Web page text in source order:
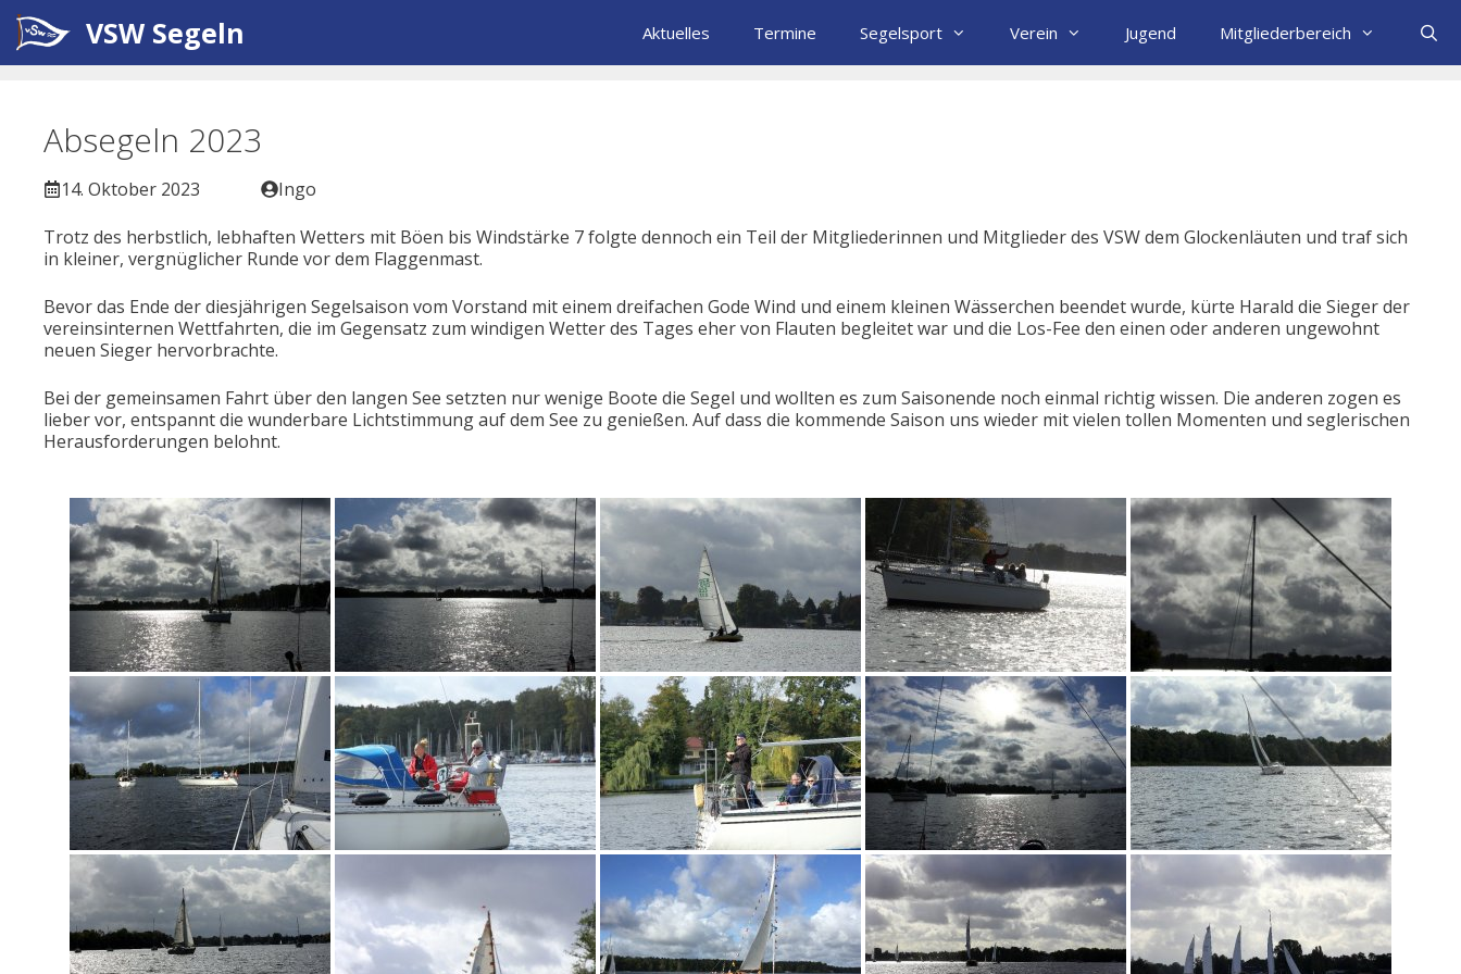
Zum
Inhalt
springen
VSW Segeln Aktuelles Termine Segelsport Verein Jugend Mitgliederbereich
Absegeln 2023
14. Oktober 2023
Ingo
Trotz des herbstlich, lebhaften Wetters mit Böen bis Windstärke 7 folgte dennoch ein Teil der Mitgliederinnen und Mitglieder des VSW dem Glockenläuten und traf sich
in kleiner, vergnüglicher Runde vor dem Flaggenmast.
Bevor das Ende der diesjährigen Segelsaison vom Vorstand mit einem dreifachen Gode Wind und einem kleinen Wässerchen beendet wurde, kürte Harald die Sieger der
vereinsinternen Wettfahrten, die im Gegensatz zum windigen Wetter des Tages eher von Flauten begleitet war und die Los-Fee den einen oder anderen ungewohnt
neuen Sieger hervorbrachte.
Bei der gemeinsamen Fahrt über den langen See setzten nur wenige Boote die Segel und wollten es zum Saisonende noch einmal richtig wissen. Die anderen zogen es
lieber vor, entspannt die wunderbare Lichtstimmung auf dem See zu genießen. Auf dass die kommende Saison uns wieder mit vielen tollen Momenten und seglerischen
Herausforderungen belohnt.